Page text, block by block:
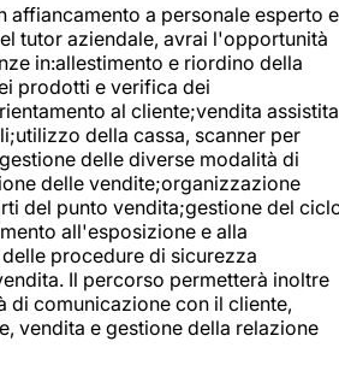
affiancamento a personale esperto e
tutor aziendale, avrai l'opportunità
in:allestimento e riordino della
prodotti e verifica dei
al cliente;vendita assistita
della cassa, scanner per
delle diverse modalità di
delle vendite;organizzazione
del punto vendita;gestione del
all'esposizione e alla
procedure di sicurezza
Il percorso permetterà inoltre
di comunicazione con il cliente,
vendita e gestione della relazione